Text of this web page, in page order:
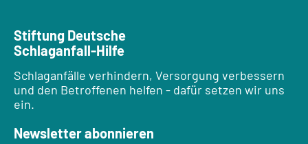
Stiftung Deutsche
Schlaganfall-Hilfe
Schlaganfälle verhindern, Versorgung verbessern
und den Betroffenen helfen - dafür setzen wir uns
ein.
Newsletter abonnieren